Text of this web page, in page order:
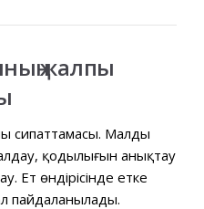
жалпы
сипаттамасы. Малды
қоңдылығын анықтау
Ет өндірісінде етке
пайдаланылады.